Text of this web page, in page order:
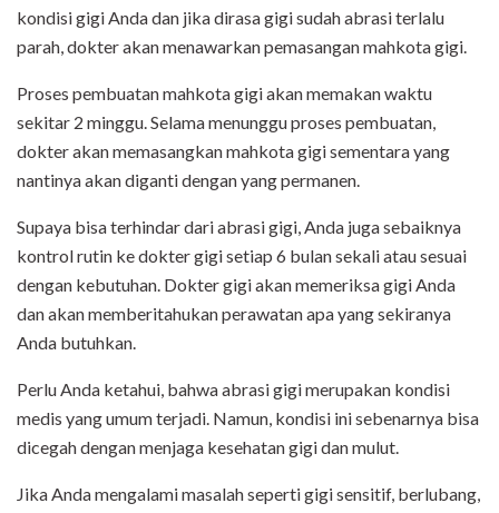
kondisi gigi Anda dan jika dirasa gigi sudah abrasi terlalu
parah, dokter akan menawarkan pemasangan mahkota gigi.
Proses pembuatan mahkota gigi akan memakan waktu
sekitar 2 minggu. Selama menunggu proses pembuatan,
dokter akan memasangkan mahkota gigi sementara yang
nantinya akan diganti dengan yang permanen.
Supaya bisa terhindar dari abrasi gigi, Anda juga sebaiknya
kontrol rutin ke dokter gigi setiap 6 bulan sekali atau sesuai
dengan kebutuhan. Dokter gigi akan memeriksa gigi Anda
dan akan memberitahukan perawatan apa yang sekiranya
Anda butuhkan.
Perlu Anda ketahui, bahwa abrasi gigi merupakan kondisi
medis yang umum terjadi. Namun, kondisi ini sebenarnya bisa
dicegah dengan menjaga kesehatan gigi dan mulut.
Jika Anda mengalami masalah seperti gigi sensitif, berlubang,